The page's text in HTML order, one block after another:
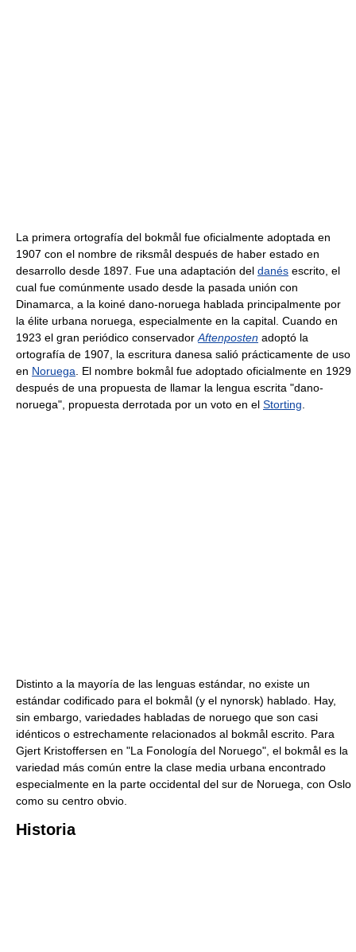
La primera ortografía del bokmål fue oficialmente adoptada en
1907 con el nombre de riksmål después de haber estado en
desarrollo desde 1897. Fue una adaptación del danés escrito, el
cual fue comúnmente usado desde la pasada unión con
Dinamarca, a la koiné dano-noruega hablada principalmente por
la élite urbana noruega, especialmente en la capital. Cuando en
1923 el gran periódico conservador Aftenposten adoptó la
ortografía de 1907, la escritura danesa salió prácticamente de uso
en Noruega . El nombre bokmål fue adoptado oficialmente en 1929
después de una propuesta de llamar la lengua escrita "dano-
noruega", propuesta derrotada por un voto en el Storting
Distinto a la mayoría de las lenguas estándar, no existe un
estándar codificado para el bokmål (y el nynorsk) hablado. Hay,
sin embargo, variedades habladas de noruego que son casi
idénticos o estrechamente relacionados al bokmål escrito. Para
Gjert Kristoffersen en "La Fonología del Noruego", el bokmål es la
variedad más común entre la clase media urbana encontrado
especialmente en la parte occidental del sur de Noruega, con Oslo
como su centro obvio.
Historia